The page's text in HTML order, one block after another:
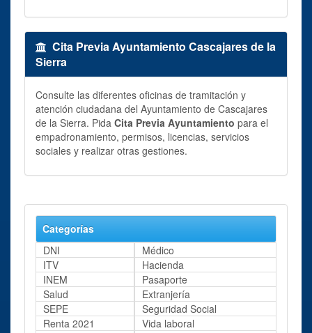
Cita Previa Ayuntamiento Cascajares de la
Sierra
Consulte las diferentes oficinas de tramitación y
atención ciudadana del Ayuntamiento de Cascajares
de la Sierra. Pida Cita Previa Ayuntamiento para el
empadronamiento, permisos, licencias, servicios
sociales y realizar otras gestiones.
Categorías
DNI
Médico
ITV
Hacienda
INEM
Pasaporte
Salud
Extranjería
SEPE
Seguridad Social
Renta 2021
Vida laboral